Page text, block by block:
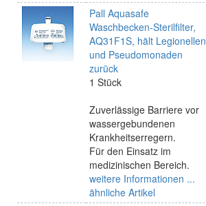
Pall Aquasafe
Waschbecken-Sterilfilter,
AQ31F1S, hält Legionellen
und Pseudomonaden
zurück
1 Stück
Zuverlässige Barriere vor
wassergebundenen
Krankheitserregern.
Für den Einsatz im
medizinischen Bereich.
weitere Informationen ...
ähnliche Artikel